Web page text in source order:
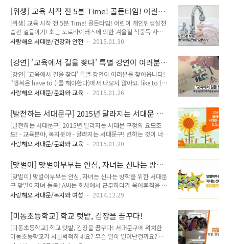
나 이용할 수 있게 했습니다. 앞으로 마을과 함께 커갈 '늘배움
터'를 함께 둘러보..
업을 진행합니다. 공모분야는 문예체, 심리·정서, 진로·직업체
험, 자기주도 프로젝트 등 학생들의 창의력과 인성 함양을 위한
교육프로그램입니다. 국·영·수 등 교과목수업은 제외됩니다 기
억해주세요~^^ 교육콘텐츠 공모! 지기와 자세히 알아볼까요?
^^ 교육콘텐츠 공모 공모기간 : 2015. 2. 26 ~ 3. 11 (주말제외
경험 또는 능력 있는 지역 기관(개인, 단체) ※ 제외대상 - 정치 ·
종교 활동을 목적으로 ..
[위생] 교육 시작 전 5분 Time! 골든타임! 어린이
개인위생실천습관 길들이기!
[위생] 교육 시작 전 5분 Time! 골든타임! 어린이 개인위생실천
습관 길들이기! 최근 노로바이러스에 의한 겨울철 식중독 사고
소식이 간간히 들려오고 있습니다. 하지만 영·유아에게 치명적
와 올바른 조기습관 형성을 위해 어린이 교육 진행시 개인위생관
리에 대한 사전 교육매뉴얼을 제작하였다는 기쁜 소식이 들려왔
습니다^^ 교육 시작 전 5분 Time! 골든타임! (어린이 개인위생
관리 매뉴얼) 왜 손을 씻어야 할까요?? ▶ 우리 손에는 식중독
균을 비롯한 여러 가지 질병을 유발하는 세균이 존재합니다. - 설
는 황색초도상구균 등 세균 ▶ 요리 중에 식재료, 조리기구에 오
염되어 식중독을 일으킬 ..
사랑해요 서대문/건강과 안전 2015.01.30
[강연] '교육에서 길을 찾다' 특별 강연이 여러분
을 찾아옵니다!
[강연] '교육에서 길을 찾다' 특별 강연이 여러분을 찾아옵니다!
"행복은 have to (-를 해야한다)에서 나오지 않아요. like to (-
을 좋아하다)에서 나오죠 의무적으로 뭔가를 해야 하는 것에서
아하는 일을 즐겁게 하고 있어요" - 우리도 행복할 수 있을까 中
지역주민과 서대문구청이 함께 신뢰의 공동체를 만들기 위한 공
감대를 형성하고 행복한 삶의 비결을 나누고자 서대문구에서 마
련한 노력! '우리도 행복할 수 있을까'의 저자 오연호 기자의 특
별 강연을 마련하였습니다! 강연을 들으시면 우리 아이들이 행
니 어서 빨리 어떤 내용인지 알아보러 GOGO!! 「교육에서 길
을 찾다」 특별..
사랑해요 서대문/문화와 교육 2015.01.26
[발전하는 서대문구] 2015년 달라지는 서대문 구
정의 요모조모! -교육, 복지-
[발전하는 서대문구] 2015년 달라지는 서대문 구정의 요모조
모! - 교육분야, 복지분야 - 달라지는 서대문구! 변하는 것이 너무
많아서 한번에 다 담을 수 없다는게 행복하답니다!!(헉헉!!) 나눔
알아볼까요? 너무 많이 달라져서 서대문구인 듯, 서대문구 아닌,
서대문구 같은 서대문구!! | 교육분야 안산 청소년 모험의 숲 조
성 청소년들에게 자연과 친화하며 심신을 단련할 수 있는 공간
제공 위 치 : 연희동 산2-15일대(안산도시자연공원 , 연세대 뒤
쪽) 규 모 : 15,000㎡ 내 용 : 모험체험공간,(짚라인, 구름다리
어린이들의 자연학습공간인 유아 숲 체험장 및 어린이 잔디마..
사랑해요 서대문/문화와 교육 2015.01.20
[맞벌이] 맞벌이부부는 안심, 자녀는 신나는 방학
을 위한 서대문구 맞벌이자녀 돌봄!
[맞벌이] 맞벌이부부는 안심, 자녀는 신나는 방학을 위한 서대문
구 맞벌이자녀 돌봄! A씨는 회사에서 근무하다가 육아휴직을 내
고 현재 42개월 된 아들과 6개월 된 딸을 키우고 있습니다. "첫
째가 태어나면서 육아에 전념하기 위해 육아휴직을 냈어요. 육아
휴직이 끝나도 남편과 맞벌이하면서 아이 돌보려고 하는데 아이
들을 어디에 맡겨야 할지 걱정이네요." 직장인 B씨는 초등학생
자녀 문제로 고민입니다. "아침에 일하러 나가면 아이가 집에 혼
사랑해요 서대문/복지와 여성 2014.12.29
[미동초등학교] 학교 텃밭, 김장을 꿈꾸다!
[미동초등학교] 학교 텃밭, 김장을 꿈꾸다! 서대문구에 위치한
미동초등학교가 시끌벅적하네요? 무슨 일이 일어난걸까요? 무